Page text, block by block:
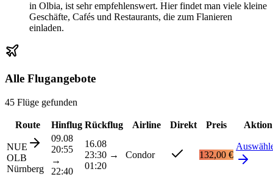
in Olbia, ist sehr empfehlenswert. Hier findet man viele kleine
Geschäfte, Cafés und Restaurants, die zum Flanieren
einladen.
Alle Flugangebote
45 Flüge gefunden
Route Hinflug Rückflug Airline Direkt Preis Aktion
NUE
OLB
Nürnberg
09.08
20:55
→
22:40
16.08
23:30 →
01:20
Condor 132,00 €